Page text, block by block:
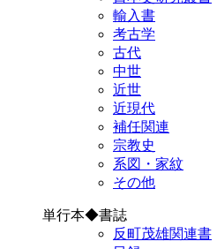
輸入書
考古学
古代
中世
近世
近現代
補任関連
宗教史
系図・家紋
その他
単行本◆書誌
反町茂雄関連書